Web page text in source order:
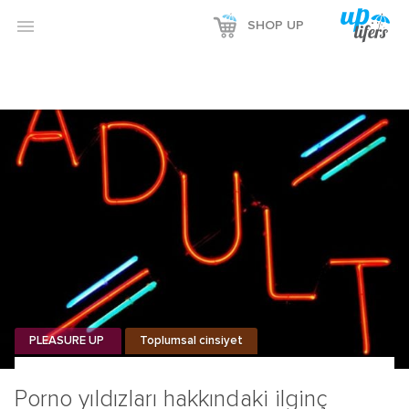
Reklamı Göster
Reklamı Gizle
 SHOP UP
Porno yıldızları hakkındaki ilginç
PLEASURE UP Toplumsal cinsiyet